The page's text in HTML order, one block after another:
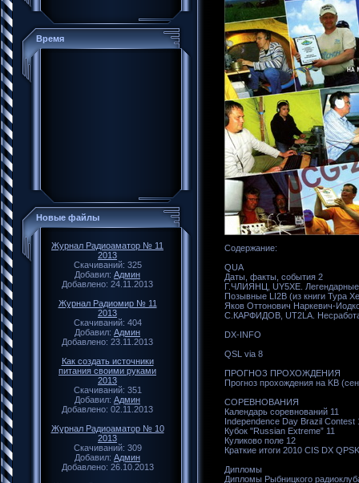
Время
Новые файлы
Журнал Радиоаматор № 11
2013
Скачиваний: 325
Добавил: Админ
Добавлено: 24.11.2013
Журнал Радиомир № 11
2013
Скачиваний: 404
Добавил: Админ
Добавлено: 23.11.2013
Как создать источники
питания своими руками
2013
Скачиваний: 351
Добавил: Админ
Добавлено: 02.11.2013
Журнал Радиоаматор № 10
2013
Скачиваний: 309
Добавил: Админ
Добавлено: 26.10.2013
Содержание:
QUA
Даты, факты, события 2
Г.ЧЛИЯНЦ, UY5XE.
Позывные LI2B (из книги Тура
Яков Оттонович Наркевич-
С.КАРФИДОВ, UT2LA.
DX-INFO
QSL via 8
ПРОГНОЗ ПРОХОЖДЕНИЯ
Прогноз прохождения на KB
СОРЕВНОВАНИЯ
Календарь соревнований 11
Independence Day Brazil Contest
Кубок "Russian Extreme” 11
Куликово поле 12
Краткие итоги 2010 CIS DX
Дипломы
Дипломы Рыбницкого